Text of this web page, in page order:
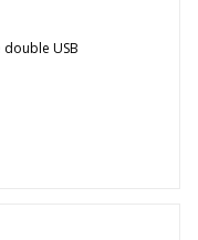
USB